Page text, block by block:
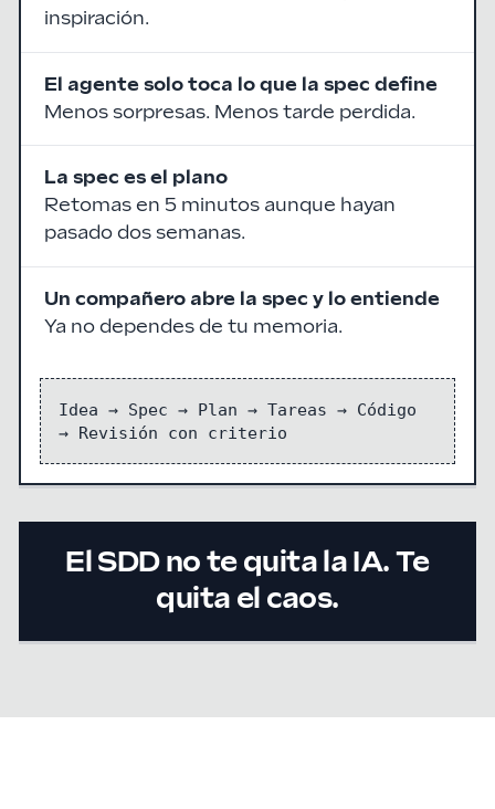
inspiración.
El agente solo toca lo que la spec define
Menos sorpresas. Menos tarde perdida.
La spec es el plano
Retomas en 5 minutos aunque hayan
pasado dos semanas.
Un compañero abre la spec y lo entiende
Ya no dependes de tu memoria.
Idea → Spec → Plan → Tareas → Código
→ Revisión con criterio
El SDD no te quita la IA. Te
quita el caos.